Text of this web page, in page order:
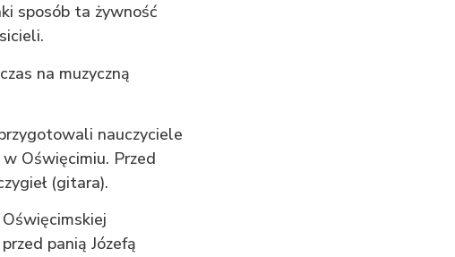
sposób ta żywność
na muzyczną
nauczyciele
Oświęcimiu. Przed
(gitara).
panią Józefą